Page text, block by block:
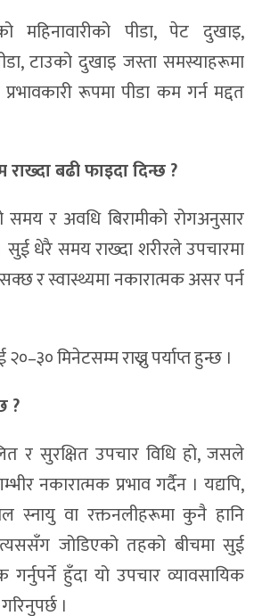
महिनावारीको पीडा, पेट दुखाइ,
टाउको दुखाइ जस्ता समस्याहरूमा
रूपमा पीडा कम गर्न मद्दत
बढी फाइदा दिन्छ ?
र अवधि बिरामीको रोगअनुसार
सुई धेरै समय राख्दा शरीरले उपचारमा
सक्छ र स्वास्थ्यमा नकारात्मक असर पर्न
मिनेटसम्म राख्नु पर्याप्त हुन्छ ।
?
र सुरक्षित उपचार विधि हो, जसले
नकारात्मक प्रभाव गर्दैन । यद्यपि,
स्नायु वा रक्तनलीहरूमा कुनै हानि
जोडिएको तहको बीचमा सुई
गर्नुपर्ने हुँदा यो उपचार व्यावसायिक
।